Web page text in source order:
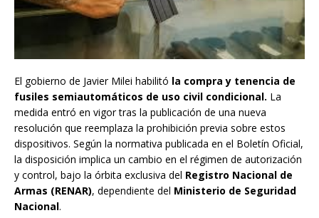
El gobierno de Javier Milei habilitó la compra y tenencia de
fusiles semiautomáticos de uso civil condicional. La
medida entró en vigor tras la publicación de una nueva
resolución que reemplaza la prohibición previa sobre estos
dispositivos. Según la normativa publicada en el Boletín Oficial,
la disposición implica un cambio en el régimen de autorización
y control, bajo la órbita exclusiva del Registro Nacional de
Armas (RENAR), dependiente del Ministerio de Seguridad
Nacional.